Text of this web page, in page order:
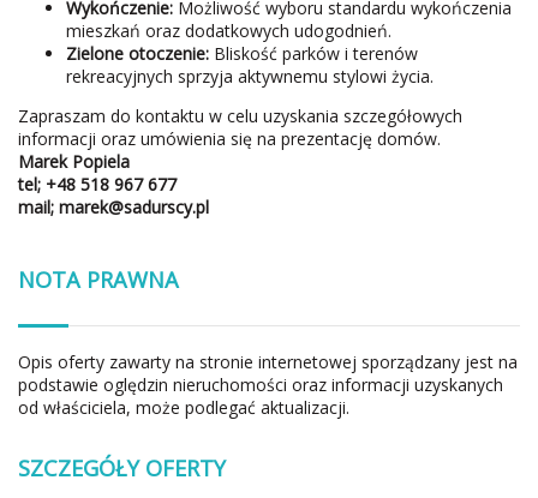
Wykończenie: Możliwość wyboru standardu wykończenia
mieszkań oraz dodatkowych udogodnień.
Zielone otoczenie: Bliskość parków i terenów
rekreacyjnych sprzyja aktywnemu stylowi życia.
Zapraszam do kontaktu w celu uzyskania szczegółowych
informacji oraz umówienia się na prezentację domów.
Marek Popiela
tel; +48 518 967 677
mail; marek@sadurscy.pl
NOTA PRAWNA
Opis oferty zawarty na stronie internetowej sporządzany jest na
podstawie oględzin nieruchomości oraz informacji uzyskanych
od właściciela, może podlegać aktualizacji.
SZCZEGÓŁY OFERTY